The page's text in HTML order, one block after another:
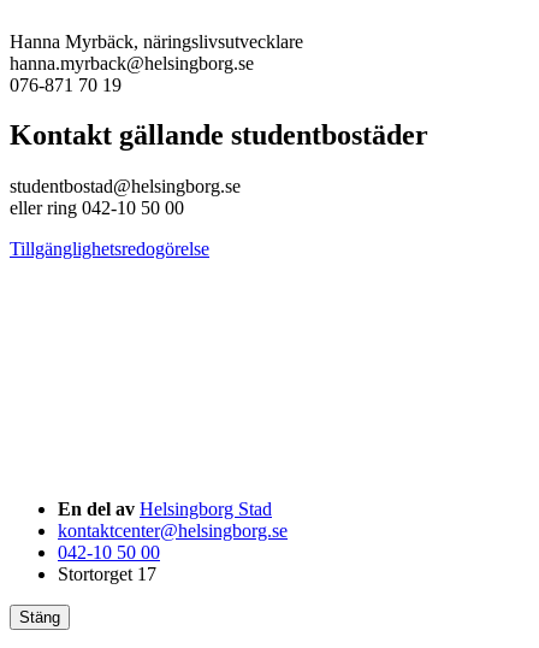
Hanna Myrbäck, näringslivsutvecklare
hanna.myrback@helsingborg.se
076-871 70 19
Kontakt gällande studentbostäder
studentbostad@helsingborg.se
eller ring 042-10 50 00
Tillgänglighetsredogörelse
En del av Helsingborg Stad
kontaktcenter@helsingborg.se
042-10 50 00
Stortorget 17
Stäng